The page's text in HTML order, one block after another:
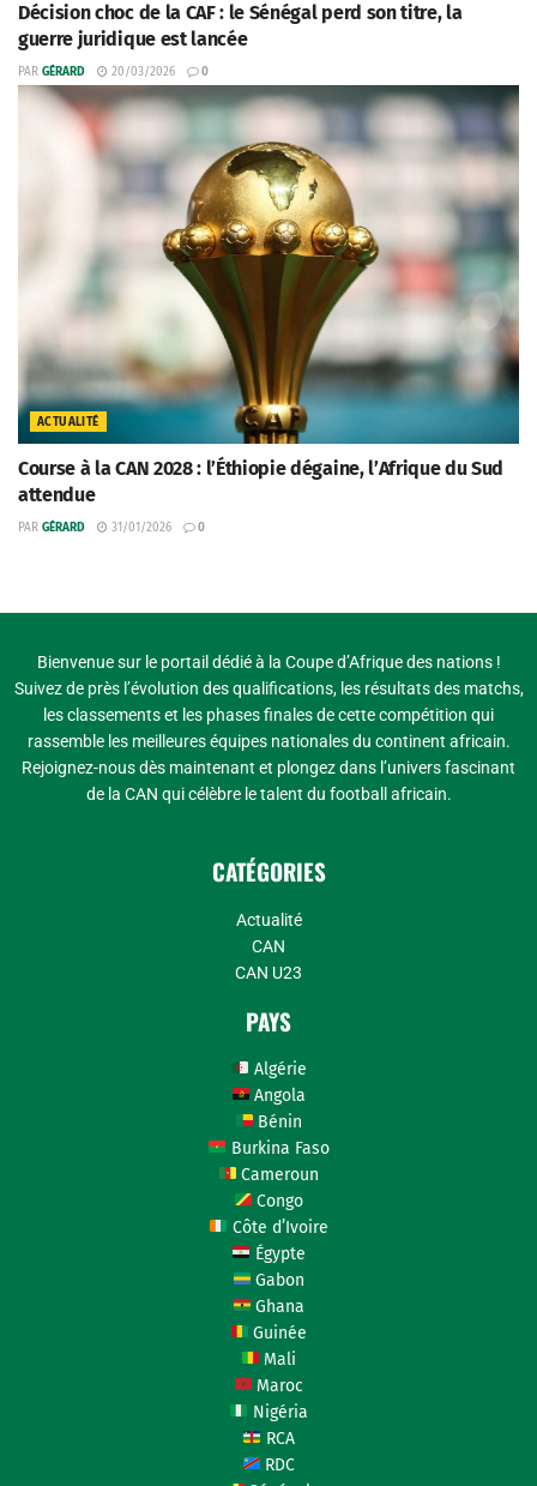
Décision choc de la CAF : le Sénégal perd son titre, la
guerre juridique est lancée
PAR GÉRARD 20/03/2026 0
ACTUALITÉ
Course à la CAN 2028 : l’Éthiopie dégaine, l’Afrique du Sud
attendue
PAR GÉRARD 31/01/2026 0
Bienvenue sur le portail dédié à la Coupe d’Afrique des nations !
Suivez de près l’évolution des qualifications, les résultats des matchs,
les classements et les phases finales de cette compétition qui
rassemble les meilleures équipes nationales du continent africain.
Rejoignez-nous dès maintenant et plongez dans l’univers fascinant
de la CAN qui célèbre le talent du football africain.
CATÉGORIES
Actualité
CAN
CAN U23
PAYS
Algérie
Angola
Bénin
Burkina Faso
Cameroun
Congo
Côte d’Ivoire
Égypte
Gabon
Ghana
Guinée
Mali
Maroc
Nigéria
RCA
RDC